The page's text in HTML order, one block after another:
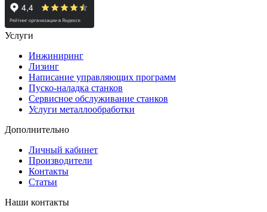
Услуги
Инжиниринг
Лизинг
Написание управляющих программ
Пуско-наладка станков
Сервисное обслуживание станков
Услуги металлообработки
Дополнительно
Личный кабинет
Производители
Контакты
Статьи
Наши контакты